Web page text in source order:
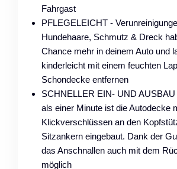
Fahrgast
PFLEGELEICHT -
Hundehaare, Schmutz & Dreck
Chance mehr in deinem Auto und
kinderleicht mit einem feuchten
Schondecke entfernen
SCHNELLER EIN- UND
als einer Minute ist die Autodecke
Klickverschlüssen an den
Sitzankern eingebaut. Dank der
das Anschnallen auch mit dem
möglich